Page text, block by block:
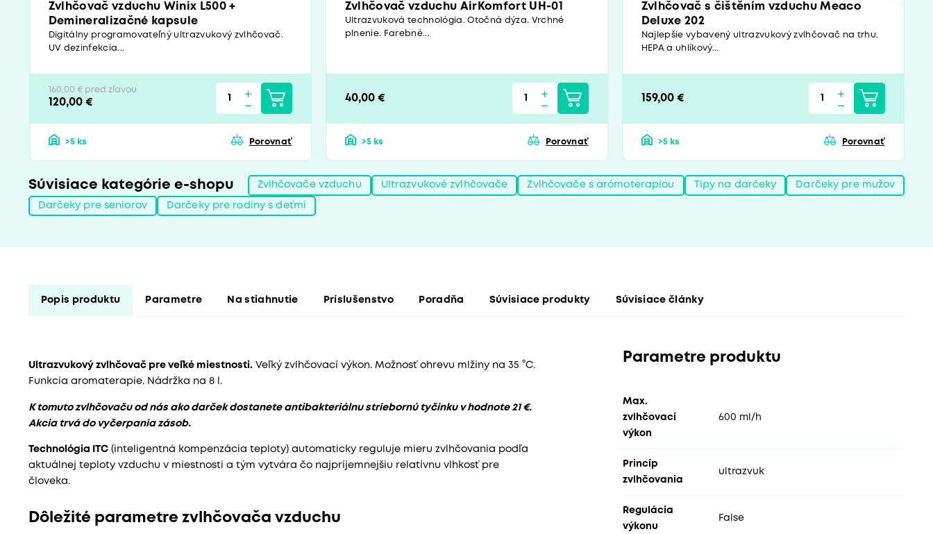
Zvlhčovač vzduchu Winix L500 +
Demineralizačné kapsule
Digitálny programovateľný ultrazvukový zvlhčovač.
UV dezinfekcia...
160,00 € pred zľavou
120,00 €
>5 ks Porovnať
Zvlhčovač vzduchu AirKomfort UH-01
Ultrazvuková technológia. Otočná dýza. Vrchné
plnenie. Farebné...
40,00 €
>5 ks Porovnať
Zvlhčovač s čištěním vzduchu Meaco
Deluxe 202
Najlepšie vybavený ultrazvukový zvlhčovač na trhu.
HEPA a uhlíkový...
159,00 €
>5 ks Porovnať
Súvisiace kategórie e-shopu Zvlhčovače vzduchu Ultrazvukové zvlhčovače Zvlhčovače s arómoterapiou Tipy na darčeky Darčeky pre mužov
Darčeky pre seniorov Darčeky pre rodiny s deťmi
Popis produktu Parametre Na stiahnutie Príslušenstvo Poradňa Súvisiace produkty Súvisiace články
Ultrazvukový zvlhčovač pre veľké miestnosti. Veľký zvlhčovací výkon. Možnosť ohrevu mlžiny na 35 °C.
Funkcia aromaterapie. Nádržka na 8 l.
K tomuto zvlhčovaču od nás ako darček dostanete antibakteriálnu striebornú tyčinku v hodnote 21 €.
Akcia trvá do vyčerpania zásob.
Technológia ITC(inteligentná kompenzácia teploty) automaticky reguluje mieru zvlhčovania podľa
aktuálnej teploty vzduchu v miestnosti a tým vytvára čo najpríjemnejšiu relatívnu vlhkosť pre
človeka.
Dôležité parametre zvlhčovača vzduchu
Parametre produktu
Max.
zvlhčovací
výkon
600 ml/h
Princíp
zvlhčovania
ultrazvuk
Regulácia
výkonu
False